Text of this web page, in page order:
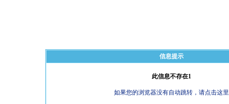
信息提示
此信息不存在1
如果您的浏览器没有自动跳转，请点击这里